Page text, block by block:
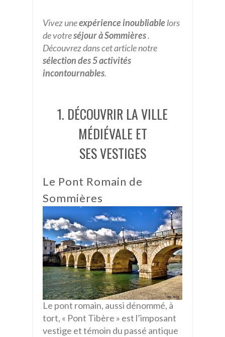
Vivez uneexpérience inoubliablelors
de votreséjour à Sommières.
Découvrez dans cet article notre
sélection des 5 activités
incontournables.
1. DÉCOUVRIR LA VILLE
MÉDIÉVALE ET
SES VESTIGES
Le Pont Romain de
Sommières
Le pont romain, aussi dénommé, à
tort, « Pont Tibère » est l’imposant
vestige et témoin du passé antique